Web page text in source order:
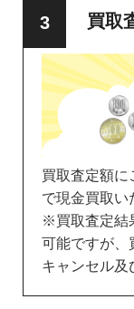
買取
買取査定額に
で現金買取い
※買取査定結
可能ですが、
キャンセル及